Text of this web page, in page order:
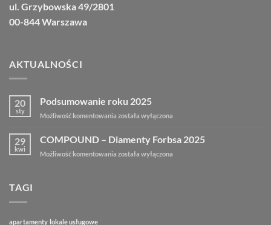
ul. Grzybowska 49/2801
00-844 Warszawa
AKTUALNOŚCI
20
sty
Podsumowanie roku 2025
Możliwość komentowania została wyłączona
29
kwi
COMPOUND – Diamenty Forbsa 2025
Możliwość komentowania została wyłączona
TAGI
apartamenty lokale usługowe